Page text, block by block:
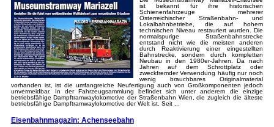
ist bekannt für ihre historischen
Schienenfahrzeuge mehrerer
Österreichischer Straßenbahn- und
Lokalbahnbetriebe, die auf hohem
technischen Niveau restauriert wurden. Die
normalspurige Straßenbahnstrecke
entstand nicht wie die meisten anderen
durch Reaktivierung einer eingestellten
Bahnstrecke, sondern durch kompletten
Neubau in den 1980er-Jahren. Da nach
Jahren auf dem Schrottplatz oder
zweckfremder Verwendung häufig nur noch
wenig brauchbares Originalmaterial
vorhanden ist, ist die umfangreiche Neufertigung auch von Großkomponenten jedoch
unvermeidbar. In der Fahrzeugsammlung befindet sich unter anderem die einzige
betriebsfähige Dampftramwaylokomotive der Straßenbahn Wien, die zugleich die älteste
betriebsfähige Dampftramwaylokomotive der Welt ist. Seit ...
Eisenbahnmagazin: Achenseebahn